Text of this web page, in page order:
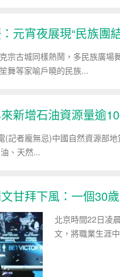
元宵夜展現“民族團
宗古城同樣熱鬧，多民族廣
舞等家喻戶曉的民族...
新增石油資源量逾
(記者龐無忌)中國自然資源部
、天然...
甘拜下風：一個30
北京時間22日凌
文，將職業生涯